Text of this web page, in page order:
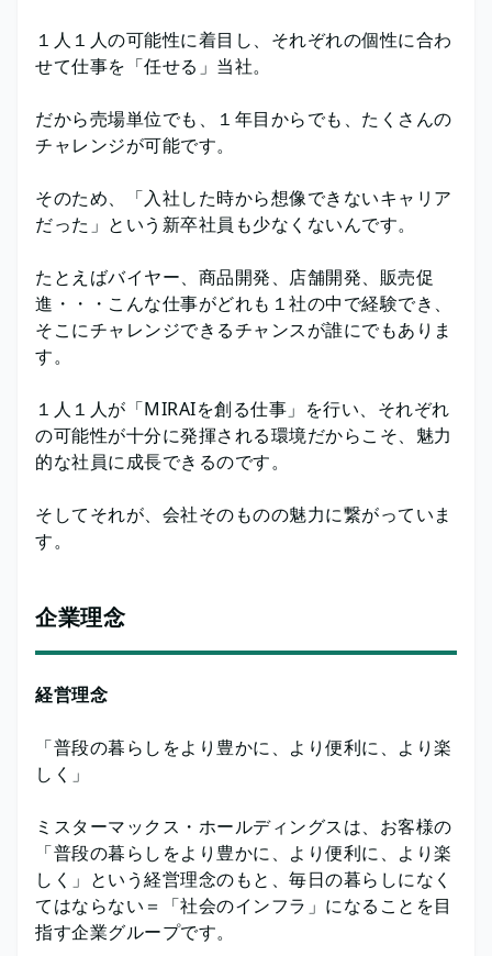
１人１人の可能性に着目し、それぞれの個性に合わ
せて仕事を「任せる」当社。
だから売場単位でも、１年目からでも、たくさんの
チャレンジが可能です。
そのため、「入社した時から想像できないキャリア
だった」という新卒社員も少なくないんです。
たとえばバイヤー、商品開発、店舗開発、販売促
進・・・こんな仕事がどれも１社の中で経験でき、
そこにチャレンジできるチャンスが誰にでもありま
す。
１人１人が「MIRAIを創る仕事」を行い、それぞれ
の可能性が十分に発揮される環境だからこそ、魅力
的な社員に成長できるのです。
そしてそれが、会社そのものの魅力に繋がっていま
す。
企業理念
経営理念
「普段の暮らしをより豊かに、より便利に、より楽
しく」
ミスターマックス・ホールディングスは、お客様の
「普段の暮らしをより豊かに、より便利に、より楽
しく」という経営理念のもと、毎日の暮らしになく
てはならない＝「社会のインフラ」になることを目
指す企業グループです。